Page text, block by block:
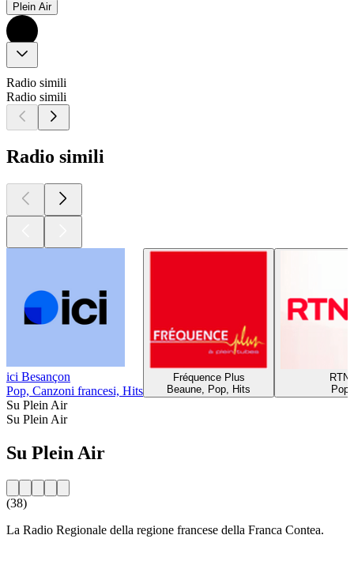
Plein Air
Radio simili
Radio simili
Radio simili
ici Besançon
Pop, Canzoni francesi, Hits
Fréquence Plus
Beaune, Pop, Hits
RTN
Pop
Su Plein Air
Su Plein Air
Su Plein Air
(38)
La Radio Regionale della regione francese della Franca Contea.